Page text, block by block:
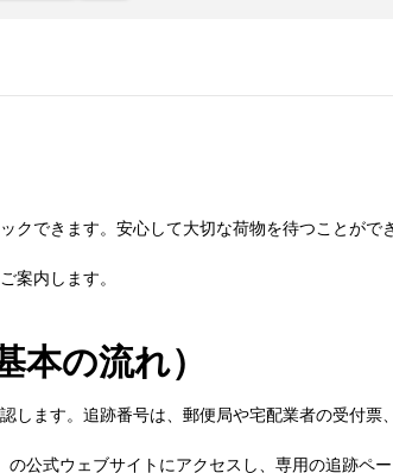
クできます。安心して大切な荷物を待つことがで
案内します。
の流れ）
します。追跡番号は、郵便局や宅配業者の受付票
公式ウェブサイトにアクセスし、専用の追跡ペ